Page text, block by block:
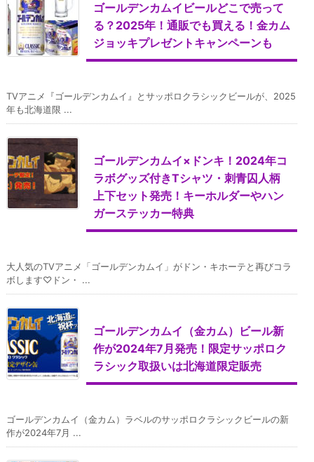
ゴールデンカムイビールどこで売って
る？2025年！通販でも買える！金カム
ジョッキプレゼントキャンペーンも
TVアニメ『ゴールデンカムイ』とサッポロクラシックビールが、2025
年も北海道限 ...
ゴールデンカムイ×ドンキ！2024年コ
ラボグッズ付きTシャツ・刺青囚人柄
上下セット発売！キーホルダーやハン
ガーステッカー特典
大人気のTVアニメ「ゴールデンカムイ」がドン・キホーテと再びコラ
ボします♡ドン・ ...
ゴールデンカムイ（金カム）ビール新
作が2024年7月発売！限定サッポロク
ラシック取扱いは北海道限定販売
ゴールデンカムイ（金カム）ラベルのサッポロクラシックビールの新
作が2024年7月 ...